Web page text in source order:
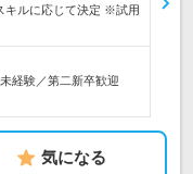
キルに応じて決定 ※試用
経験／第二新卒歓迎
気になる